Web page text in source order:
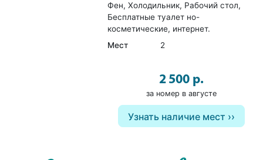
Фен, Холодильник, Рабочий стол,
Бесплатные туалет но-
косметические, интернет.
Мест
2
2 500 р.
за номер в августе
Узнать наличие мест